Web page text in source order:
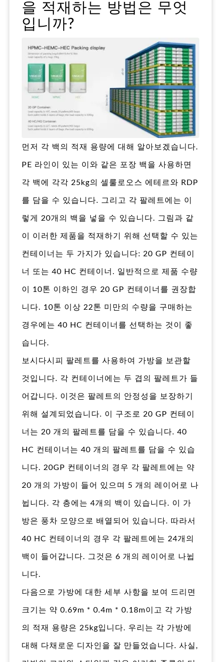
을 적재하는 방법은 무엇
입니까?
먼저 각 백의 적재 용량에 대해 알아보겠습니다.
PE 라인이 있는 이와 같은 포장 백을 사용하면
각 백에 각각 25kg의 셀룰로오스 에테르와 RDP
를 담을 수 있습니다. 그리고 각 팔레트에는 이
렇게 20개의 백을 넣을 수 있습니다. 그림과 같
이 이러한 제품을 적재하기 위해 선택할 수 있는
컨테이너는 두 가지가 있습니다: 20 GP 컨테이
너 또는 40 HC 컨테이너. 일반적으로 제품 수량
이 10톤 이하인 경우 20 GP 컨테이너를 권장합
니다. 10톤 이상 22톤 미만의 수량을 구매하는
경우에는 40 HC 컨테이너를 선택하는 것이 좋
습니다.
보시다시피 팔레트를 사용하여 가방을 보관할
것입니다. 각 컨테이너에는 두 겹의 팔레트가 들
어갑니다. 이것은 팔레트의 안정성을 보장하기
위해 설계되었습니다. 이 구조로 20 GP 컨테이
너는 20 개의 팔레트를 담을 수 있습니다. 40
HC 컨테이너는 40 개의 팔레트를 담을 수 있습
니다. 20GP 컨테이너의 경우 각 팔레트에는 약
20 개의 가방이 들어 있으며 5 개의 레이어로 나
뉩니다. 각 층에는 4개의 백이 있습니다. 이 가
방은 풍차 모양으로 배열되어 있습니다. 따라서
40 HC 컨테이너의 경우 각 팔레트에는 24개의
백이 들어갑니다. 그것은 6 개의 레이어로 나뉩
니다.
다음으로 가방에 대한 세부 사항을 보여 드리면
크기는 약 0.69m * 0.4m * 0.18m이고 각 가방
의 적재 용량은 25kg입니다. 우리는 각 가방에
대해 다채로운 디자인을 잘 만들었습니다. 사실,